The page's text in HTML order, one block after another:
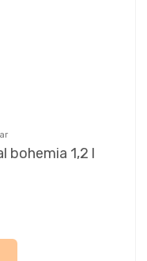
bohemia 1,2 l